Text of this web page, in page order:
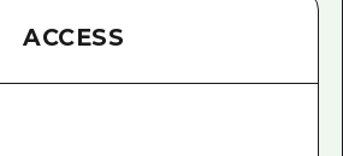
ACCESS